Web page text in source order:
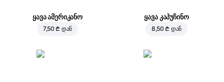
ყავა ამერიკანო
7,50 ₾ დან
ყავა კაპუჩინო
8,50 ₾ დან